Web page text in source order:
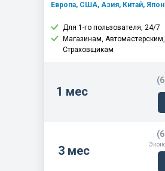
Европа, США, Азия, Китай,
Магазинам, Автомастерским,
Страховщикам
Для 1-го пользователя, 24/7
1 мес
3 мес